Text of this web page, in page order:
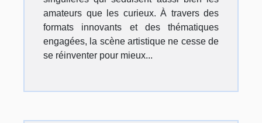
amateurs que les curieux. À travers des
formats innovants et des thématiques
engagées, la scène artistique ne cesse de
se réinventer pour mieux...